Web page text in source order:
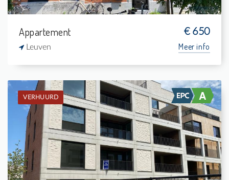
Appartement € 650
Leuven Meer info
VERHUURD
Verhuurd: Appartement
1
7 m²